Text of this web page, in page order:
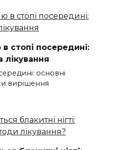
стопі посередині:
лікування
основні
вирішення